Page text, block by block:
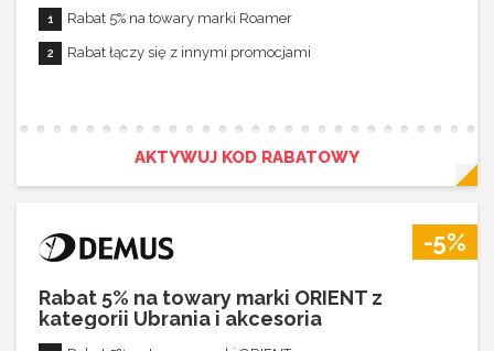
Rabat 5% na towary marki Roamer
Rabat łączy się z innymi promocjami
AKTYWUJ KOD RABATOWY
-5%
Rabat 5% na towary marki ORIENT z
kategorii Ubrania i akcesoria